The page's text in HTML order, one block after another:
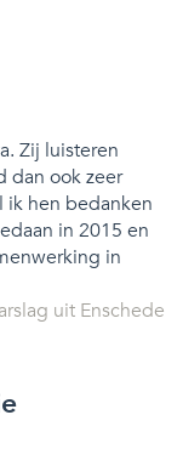
Zij luisteren
dan ook zeer
ik hen bedanken
in 2015 en
in
uit Enschede